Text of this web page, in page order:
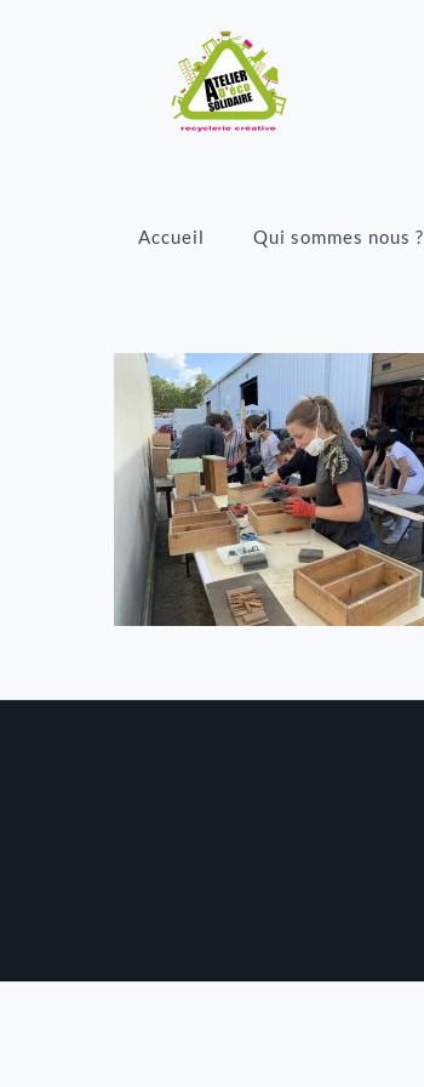
Accueil Qui sommes nous ?